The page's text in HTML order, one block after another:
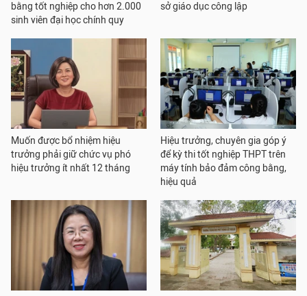
bằng tốt nghiệp cho hơn 2.000
sinh viên đại học chính quy
sở giáo dục công lập
Muốn được bổ nhiệm hiệu
trưởng phải giữ chức vụ phó
hiệu trưởng ít nhất 12 tháng
Hiệu trưởng, chuyên gia góp ý
để kỳ thi tốt nghiệp THPT trên
máy tính bảo đảm công bằng,
hiệu quả